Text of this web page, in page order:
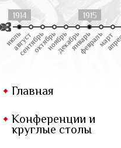
1914 1915
Главная
Конференции и
круглые столы